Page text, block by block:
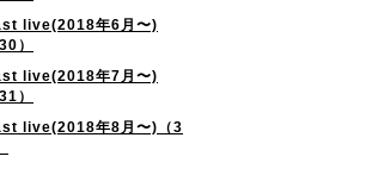
live(2018年6月〜)
）
live(2018年7月〜)
）
live(2018年8月〜)（3